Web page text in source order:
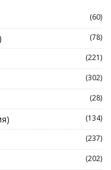
(60)
(78)
(221)
(302)
(28)
(134)
(237)
(202)